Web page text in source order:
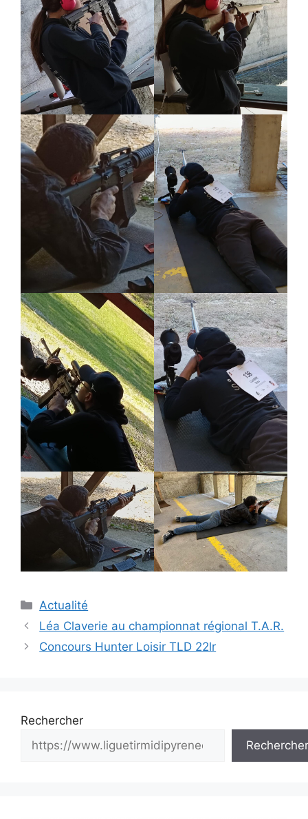
Catégories
Actualité
Navigation
des
Léa Claverie au championnat régional T.A.R.
Concours Hunter Loisir TLD 22lr
Rechercher
Rechercher